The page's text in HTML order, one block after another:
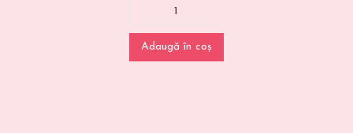
Adaugă în coș